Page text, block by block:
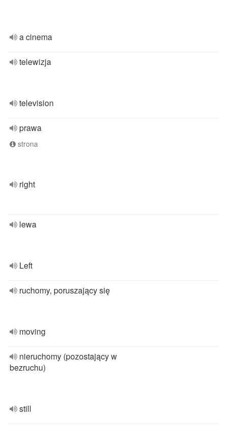
a cinema
telewizja
television
prawa
strona
right
lewa
Left
ruchomy, poruszający się
moving
nieruchomy (pozostający w
bezruchu)
still